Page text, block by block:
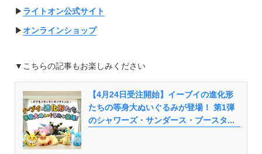
▶︎ ライトオン公式サイト
▶︎オンラインショップ
▼こちらの記事もお楽しみください
【4月24日受注開始】イーブイの進化形
たちの等身大ぬいぐるみが登場！ 第1弾
のシャワーズ・サンダース・ブースタ...